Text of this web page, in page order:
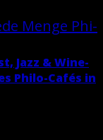
Menge Phi­
Jazz & Wi­ne-
Phi­lo-Cafés in